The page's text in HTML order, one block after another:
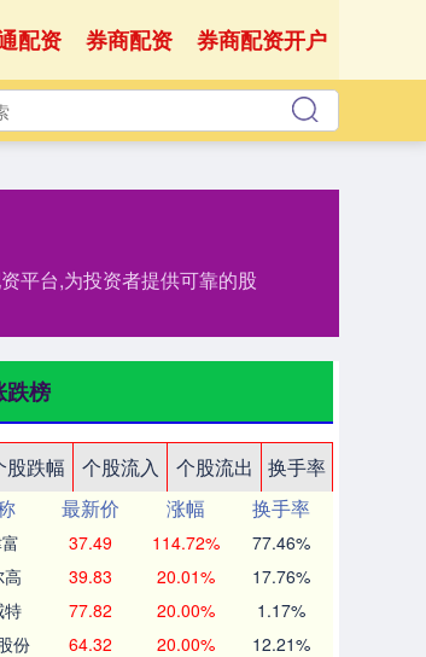
配资 券商配资 券商配资开户
平台,为投资者提供可靠的股
跌榜
股跌幅 个股流入 个股流出
换手率
最新价 涨幅
换手率
37.49 114.72% 77.46%
高 39.83 20.01% 17.76%
特 77.82 20.00% 1.17%
份 64.32 20.00% 12.21%